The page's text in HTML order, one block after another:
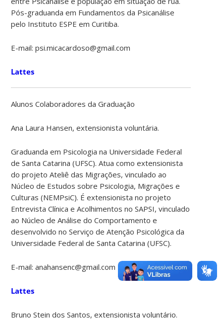
Pós-graduanda em Fundamentos da Psicanálise
pelo Instituto ESPE em Curitiba.
E-mail: psi.micacardoso@gmail.com
Lattes
Alunos Colaboradores da Graduação
Ana Laura Hansen, extensionista voluntária.
Graduanda em Psicologia na Universidade Federal
de Santa Catarina (UFSC). Atua como extensionista
do projeto Ateliê das Migrações, vinculado ao
Núcleo de Estudos sobre Psicologia, Migrações e
Culturas (NEMPsiC). É extensionista no projeto
Entrevista Clínica e Acolhimentos no SAPSI, vinculado
ao Núcleo de Análise do Comportamento e
desenvolvido no Serviço de Atenção Psicológica da
Universidade Federal de Santa Catarina (UFSC).
E-mail: anahansenc@gmail.com
Lattes
Bruno Stein dos Santos, extensionista voluntário.